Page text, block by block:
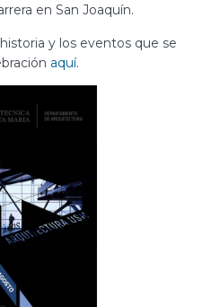
en San Joaquín.
y los eventos que se
aquí.